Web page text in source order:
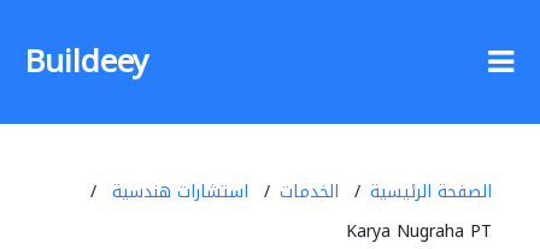
Buildeey
الصفحة الرئيسية الخدمات
استشارات هندسية
Karya Nugraha PT